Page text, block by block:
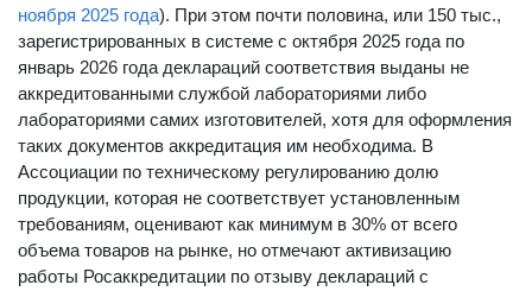
ноября 2025 года). При этом почти половина, или 150 тыс.,
зарегистрированных в системе с октября 2025 года по
январь 2026 года деклараций соответствия выданы не
аккредитованными службой лабораториями либо
лабораториями самих изготовителей, хотя для оформления
таких документов аккредитация им необходима. В
Ассоциации по техническому регулированию долю
продукции, которая не соответствует установленным
требованиям, оценивают как минимум в 30% от всего
объема товаров на рынке, но отмечают активизацию
работы Росаккредитации по отзыву деклараций с